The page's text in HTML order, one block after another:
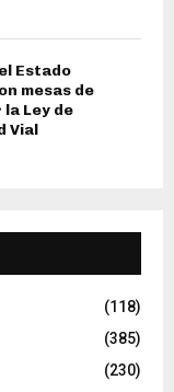
Estado
mesas de
Ley de
Vial
(118)
(385)
(230)